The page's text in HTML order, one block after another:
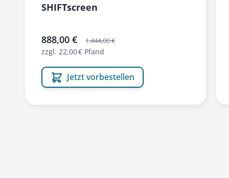
SHIFTscreen
sonderangebot
888,00 € 1.444,00 €
zzgl. 22,00 € Pfand
Jetzt vorbestellen